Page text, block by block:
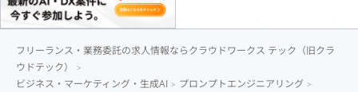
フリーランス・業務委託の求人情報ならクラウドワークス テック（旧クラ
ウドテック）
ビジネス・マーケティング・生成AI
プロンプトエンジニアリング